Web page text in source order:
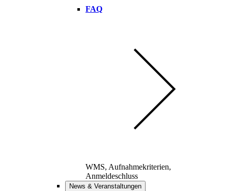
FAQ
WMS, Aufnahmekriterien,
Anmeldeschluss
News & Veranstaltungen